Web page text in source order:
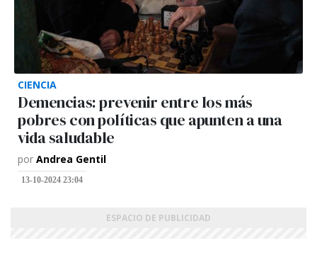
CIENCIA
Demencias: prevenir entre los más
pobres con políticas que apunten a una
vida saludable
por Andrea Gentil
13-10-2024 23:04